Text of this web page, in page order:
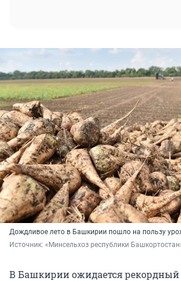
Дождливое лето в Башкирии пошло на пользу
Источник: «Минсельхоз республики
В Башкирии ожидается